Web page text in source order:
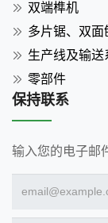
双端榫机
多片锯、双面
生产线及输送
零部件
保持联系
输入您的电子邮